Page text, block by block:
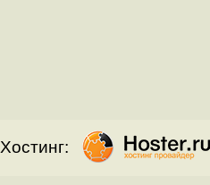
Хостинг: